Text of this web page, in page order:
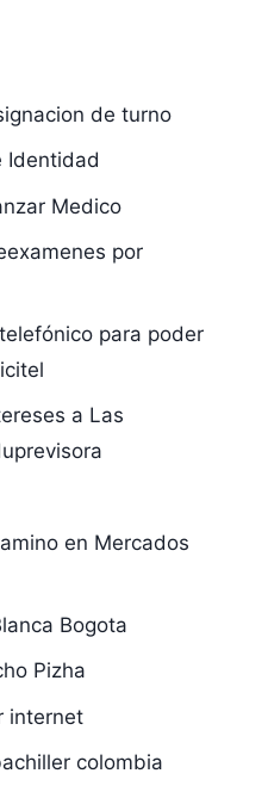
de turno
Identidad
Medico
por
para poder
a Las
en Mercados
Bogota
Pizha
internet
colombia